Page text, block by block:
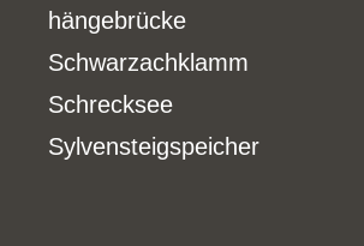
hängebrücke
Schwarzachklamm
Schrecksee
Sylvensteigspeicher